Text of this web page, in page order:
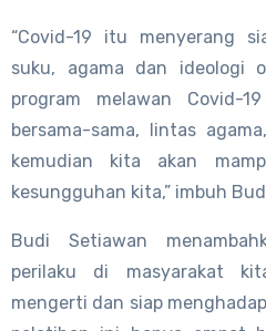
“Covid-19 itu menyerang
suku, agama dan ideologi
program melawan Covid-
bersama-sama, lintas
kemudian kita akan
kesungguhan kita,” imbuh
Budi Setiawan
perilaku di masyarakat
mengerti dan siap